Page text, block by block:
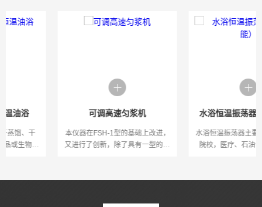
可调高速匀浆机
本仪器在FSH-1型的基础上改进，
又进行了创新，除了具有一型的功
数字显示。
水浴恒温振荡器（双功能）
水浴恒温振荡器主要适用于各大中
院校，医疗、石油化工。卫生防
态化合物的振荡培养。本机具有结
特点是实验工作人员得心...